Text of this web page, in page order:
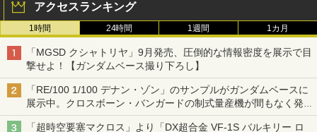
アクセスランキング
1時間 24時間 1週間 1カ月
「MGSD クシャトリヤ」9月発売、圧倒的な情報密度を展示で目
撃せよ！【ガンダムベース撮り下ろし】
「RE/100 1/100 デナン・ゾン」のサンプルがガンダムベースに
展示中。クロスボーン・バンガードの制式量産機が間もなく発送
【ガンダムベース撮り下ろし】
「超時空要塞マクロス」より「DX超合金 VF-1S バルキリー ロ